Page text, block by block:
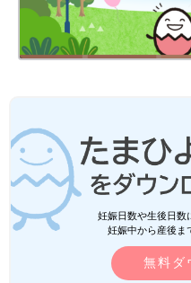
妊娠日数や生後日数
妊娠中から産後ま
無料ダ